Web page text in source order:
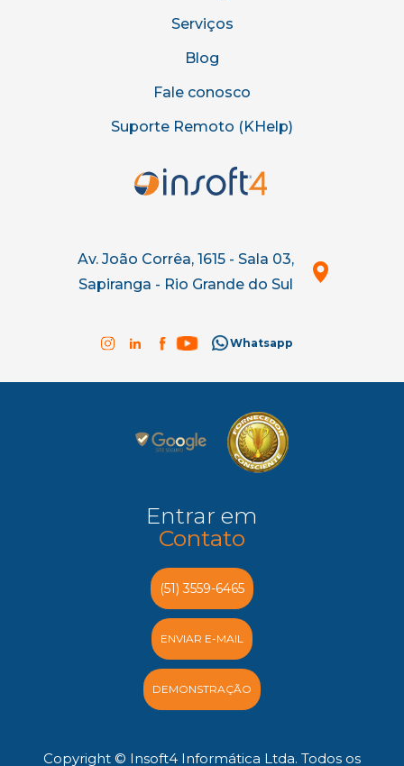
Serviços
Blog
Fale conosco
Suporte Remoto (KHelp)
Av. João Corrêa, 1615 - Sala 03,
Sapiranga - Rio Grande do Sul
Whatsapp
Entrar em
Contato
(51) 3559-6465
ENVIAR E-MAIL
DEMONSTRAÇÃO
Copyright © Insoft4 Informática Ltda. Todos os